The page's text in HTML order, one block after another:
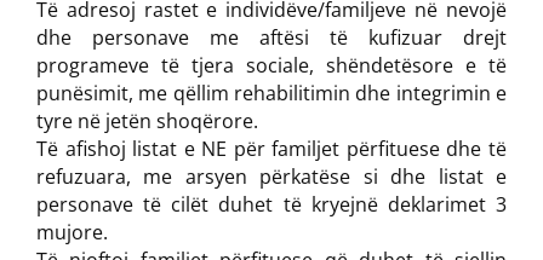
Të adresoj rastet e individëve/familjeve në nevojë
dhe personave me aftësi të kufizuar drejt
programeve të tjera sociale, shëndetësore e të
punësimit, me qëllim rehabilitimin dhe integrimin e
tyre në jetën shoqërore.
Të afishoj listat e NE për familjet përfituese dhe të
refuzuara, me arsyen përkatëse si dhe listat e
personave të cilët duhet të kryejnë deklarimet 3
mujore.